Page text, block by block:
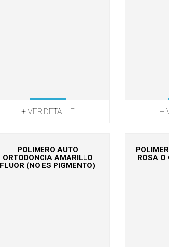
+ VER DETALLE +
POLIMERO AUTO
ORTODONCIA AMARILLO
FLUOR (NO ES PIGMENTO)
ROSA O